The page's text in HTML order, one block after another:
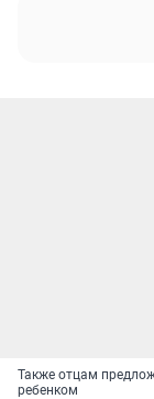
Также отцам
ребенком